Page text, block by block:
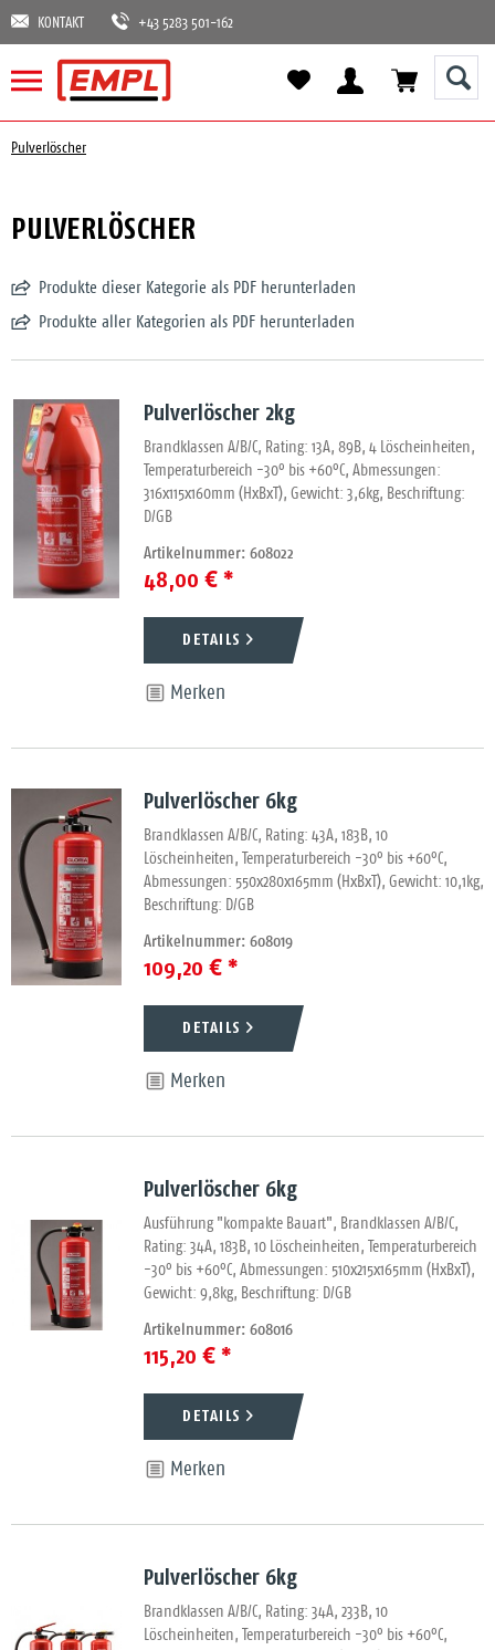
KONTAKT +43 5283 501-162
Pulverlöscher
PULVERLÖSCHER
Produkte dieser Kategorie als PDF herunterladen
Produkte aller Kategorien als PDF herunterladen
Pulverlöscher 2kg
Brandklassen A/B/C, Rating: 13A, 89B, 4 Löscheinheiten,
Temperaturbereich -30° bis +60°C, Abmessungen:
316x115x160mm (HxBxT), Gewicht: 3,6kg, Beschriftung:
D/GB
Artikelnummer: 608022
48,00 € *
DETAILS
Merken
Pulverlöscher 6kg
Brandklassen A/B/C, Rating: 43A, 183B, 10
Löscheinheiten, Temperaturbereich -30° bis +60°C,
Abmessungen: 550x280x165mm (HxBxT), Gewicht: 10,1kg,
Beschriftung: D/GB
Artikelnummer: 608019
109,20 € *
DETAILS
Merken
Pulverlöscher 6kg
Ausführung "kompakte Bauart", Brandklassen A/B/C,
Rating: 34A, 183B, 10 Löscheinheiten, Temperaturbereich
-30° bis +60°C, Abmessungen: 510x215x165mm (HxBxT),
Gewicht: 9,8kg, Beschriftung: D/GB
Artikelnummer: 608016
115,20 € *
DETAILS
Merken
Pulverlöscher 6kg
Brandklassen A/B/C, Rating: 34A, 233B, 10
Löscheinheiten, Temperaturbereich -30° bis +60°C,